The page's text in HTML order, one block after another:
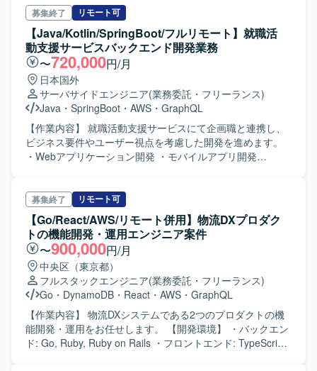
フォームの設計・構築を通じて、技術的基盤を整備し、エ
ンジニアリング文化の進化に貢献できるやりがいがありま
す。 技術を追求できる環境であり、代表・役員がエンジニ
アで、社員の9割弱がエンジニアです。ITに関心の高いメン
バーが多く、n8n、Dify、LLM（Bedrock）など新規性の高
い技術やツールに直接触れる機会があります。また、AI活
用を全社で推進しており、LLM/AIツールを業務に取り入れ
ながら開発・運用の自動化を進めています。CNCFトップコ
ントリビューターも所属しており、いつでも技術に関する
相談ができる環境であるのも魅力です。 【開発環境】 クラ
ウド / インフラ ・AWS ・Kubernetes / KEDA /
Karpenter / Envoy Proxy CI/CD ・GitHub Actions ・
Python 監視・データ基盤 ・Grafana ・Prometheus
・DuckDB AI / LLM ・Amazon Bedrock ・Claude な
ど IaC / その他 ・Terraform ・GitHub / GitHub Actions
レス・クラウドシステムやマルチサイト対応など、高いカ
スタマイズ性と拡張性を持つサービスの中核開発に関われ
る環境です。システム全体のアーキテクチャ改善や新機能
追加を通じて、サービスの成長に直接貢献できる点が大き
な魅力です。 【開発環境】 開発言語としてGolang（バック
エンド）、React（一部Vue.js / Nuxt.js）を利用していま
す。データベースはMySQL、インフラはAWSを採用してい
ます。コミュニケーションにはSlack、Git、Backlog、
Zoomなどのツールを使用しています。
募集終了 リモート可
【Java/Kotlin/SpringBoot/フルリモート】就職活
動支援サービスバックエンド開発業務
〜720,000円/月
日本国外
サーバサイドエンジニア(業務委託・フリーランス)
Java ・ SpringBoot ・ AWS ・ GraphQL
【作業内容】 就職活動支援サービスにて企画職と連携し、
ビジネス要件やユーザー視点を考慮した開発を進めます。
・Webアプリケーション開発 ・モバイルアプリ開発
spock(groovy), LocalStack, Playwright ・フロントエンド：
React, Apollo, TypeScript, Knockout, webpack, Storybook,
Jest ・モバイルアプリ：SwiftUI, MagicPod ・クラウドサー
ビス：AWS（メイン）: fargate, rds, sqs, redshift など、
GCP: firebase, bigquery など、CI/Cd: GitHub Actions、
Docker, SendGrid, Datadog, Sentry ・デザイン：Figma ・
コミュニケーション他：GitHub Enterprise Cloud, Notion,
Slack, Google Meet, Zoom, Discord
募集終了 リモート可
【Go/React/AWS/リモート併用】物流DXプロダク
トの機能開発・運用エンジニア案件
〜900,000円/月
中央区（東京都）
フルスタックエンジニア(業務委託・フリーランス)
Go ・ DynamoDB ・ React ・ AWS ・ GraphQL
【作業内容】 物流DXシステムである2つのプロダクトの機
能開発・運用をお任せします。 【開発環境】 ・バックエン
ド: Go, Ruby, Ruby on Rails ・フロントエンド: TypeScript,